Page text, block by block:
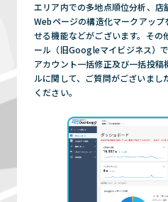
エリア内での多地点順位分析、店
Webページの構造化マークアッ
せる機能などがございます。そ
ール（旧Googleマイビジネス）
アカウント一括修正及び一括投稿
ルに関して、ご質問がございまし
ください。